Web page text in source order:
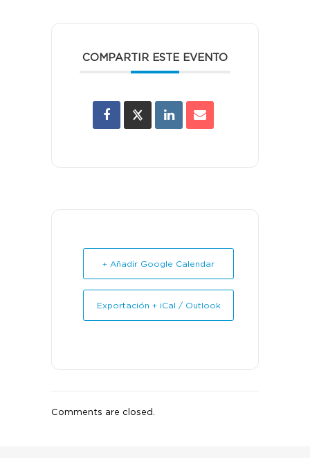
COMPARTIR ESTE EVENTO
+ Añadir Google Calendar
Exportación + iCal / Outlook
Comments are closed.